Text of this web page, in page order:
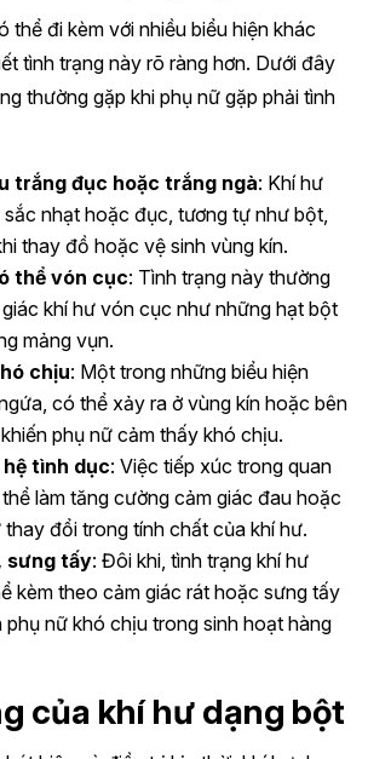
thể đi kèm với nhiều biểu hiện khác
tình trạng này rõ ràng hơn. Dưới đây
thường gặp khi phụ nữ gặp phải tình
trắng đục hoặc trắng ngà: Khí hư
nhạt hoặc đục, tương tự như bột,
thay đồ hoặc vệ sinh vùng kín.
thể vón cục: Tình trạng này thường
khí hư vón cục như những hạt bột
mảng vụn.
chịu: Một trong những biểu hiện
có thể xảy ra ở vùng kín hoặc bên
phụ nữ cảm thấy khó chịu.
tình dục: Việc tiếp xúc trong quan
làm tăng cường cảm giác đau hoặc
đổi trong tính chất của khí hư.
sưng tấy: Đôi khi, tình trạng khí hư
kèm theo cảm giác rát hoặc sưng tấy
phụ nữ khó chịu trong sinh hoạt hàng
của khí hư dạng bột